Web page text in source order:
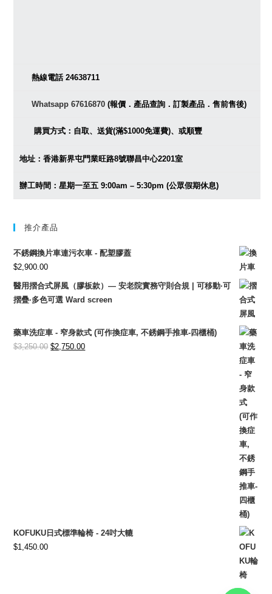
熱線電話 24638711
Whatsapp 67616870 (報價．產品查詢．訂製產品．售前售後)
購買方式：自取、送貨(滿$1000免運費)、或順豐
地址：香港新界屯門業旺路8號聯昌中心2201室
辦工時間：星期一至五 9:00am – 5:30pm (公眾假期休息)
推介產品
不銹鋼換片車連污衣車 - 配塑膠蓋
$2,900.00
醫用摺合式屏風（膠板款）— 安老院實務守則合規 | 可移動·可
摺疊·多色可選 Ward screen
藥車洗症車 - 窄身款式 (可作換症車, 不銹鋼手推車-四櫃桶)
$3,250.00 Original
$2,750.00Current
KOFUKU日式標準輪椅 - 24吋大轆
$1,450.00